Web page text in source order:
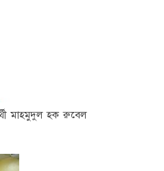
মাহমুদুল হক রুবেল